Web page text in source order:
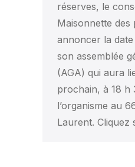
réserves, le
Maisonnette des
annoncer la
son assemblée
(AGA) qui aura
prochain, à 18 h
l’organisme au
Laurent.